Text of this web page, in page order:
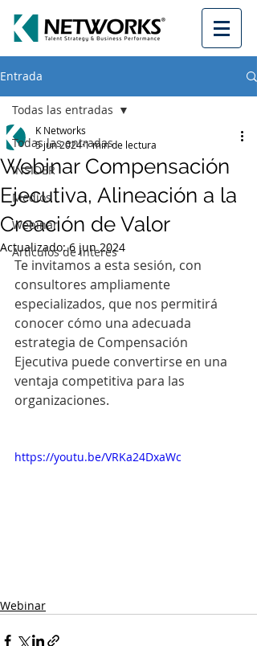
Entrada
Todas las entradas
INSIDER
Medios
Webinar
Artículos de interés
Todas las entradas
Webinar Compensación
Ejecutiva, Alineación a la
Creación de Valor
K Networks
5 jun 20241 min de lectura
Actualizado:6 jun 2024
Te invitamos a esta sesión, con
consultores ampliamente
especializados, que nos permitirá
conocer cómo una adecuada
estrategia de Compensación
Ejecutiva puede convertirse en una
ventaja competitiva para las
organizaciones.
https://youtu.be/VRKa24DxaWc
Webinar